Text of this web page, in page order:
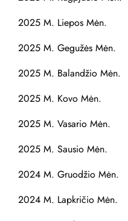
2025 M. Liepos Mėn.
2025 M. Gegužės Mėn.
2025 M. Balandžio Mėn.
2025 M. Kovo Mėn.
2025 M. Vasario Mėn.
2025 M. Sausio Mėn.
2024 M. Gruodžio Mėn.
2024 M. Lapkričio Mėn.